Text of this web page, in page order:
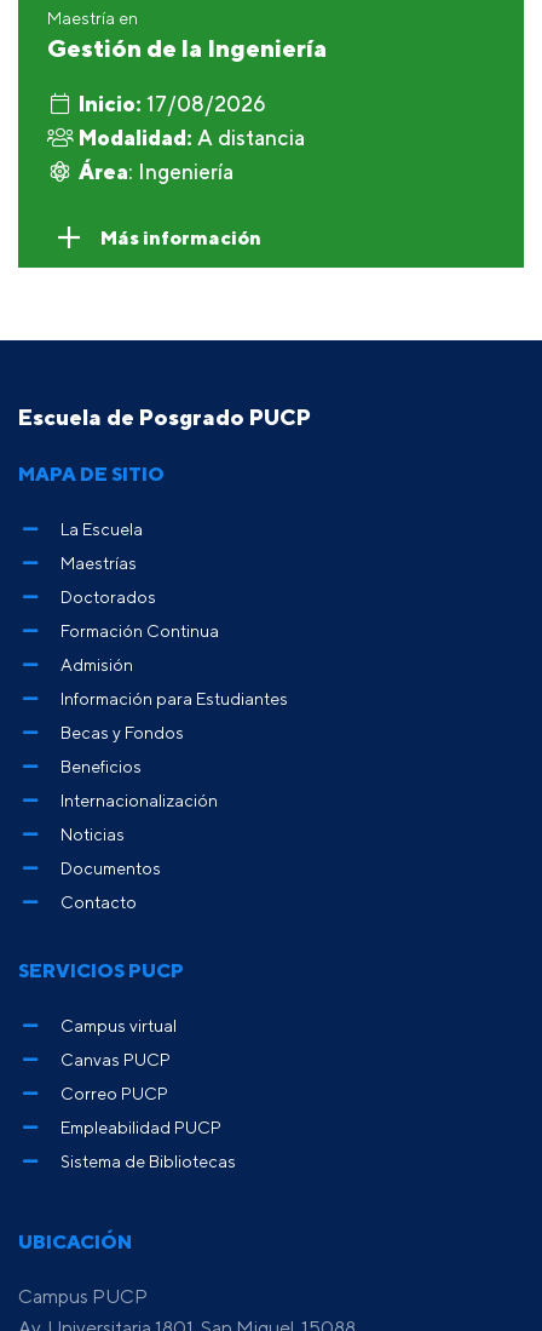
Maestría en
Gestión de la Ingeniería
Inicio: 17/08/2026
Modalidad: A distancia
Área: Ingeniería
Más información
Escuela de Posgrado PUCP
UBICACIÓN
Campus PUCP
MAPA DE SITIO
La Escuela
Maestrías
Doctorados
Formación Continua
Admisión
Información para Estudiantes
Becas y Fondos
Beneficios
Internacionalización
Noticias
Documentos
Contacto
SERVICIOS PUCP
Campus virtual
Canvas PUCP
Correo PUCP
Empleabilidad PUCP
Sistema de Bibliotecas